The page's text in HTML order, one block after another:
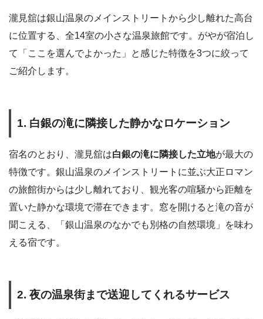
瀧見舘は銀山温泉のメインストリートから少し離れた高台
に位置する、全14室の小さな温泉旅館です。がやが宿泊し
て「ここを選んでよかった」と感じた特徴を3つに絞って
ご紹介します。
1. 白銀の滝に隣接した静かなロケーション
宿名のとおり、瀧見舘は白銀の滝に隣接した立地が最大の
特徴です。銀山温泉のメインストリートに並ぶ大正ロマン
の旅館街からは少し離れており、観光客の喧騒から距離を
置いた静かな環境で滞在できます。窓を開けると滝の音が
聞こえる、「銀山温泉のなかでも別格の自然環境」を味わ
える宿です。
2. 夜の温泉街まで送迎してくれるサービス